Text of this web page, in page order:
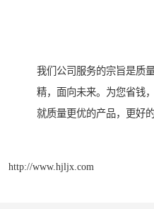
我们公司服务的宗旨是质
精，面向未来。为您省钱
就质量更优的产品，更好
http://www.hjljx.com